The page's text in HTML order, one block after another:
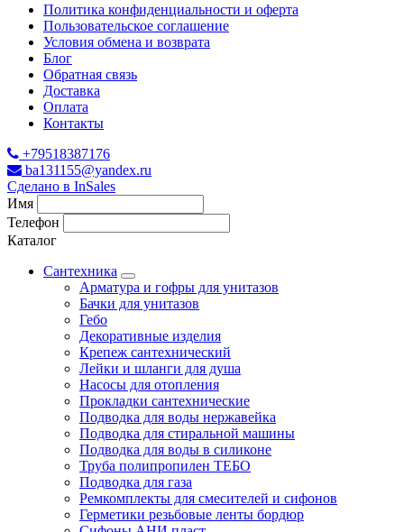
Политика конфиденциальности и оферта
Пользовательское соглашение
Условия обмена и возврата
Блог
Обратная связь
Доставка
Оплата
Контакты
+79518387176
ba131155@yandex.ru
Сделано в InSales
Имя
Телефон
Каталог
Сантехника
Арматура и гофры для унитазов
Бачки для унитазов
Гебо
Декоративные изделия
Крепеж сантехнический
Лейки и шланги для душа
Насосы для отопления
Прокладки сантехнические
Подводка для воды нержавейка
Подводка для стиральной машины
Подводка для воды в силиконе
Труба полипропилен ТЕБО
Подводка для газа
Ремкомплекты для смесителей и сифонов
Герметики резьбовые ленты бордюр